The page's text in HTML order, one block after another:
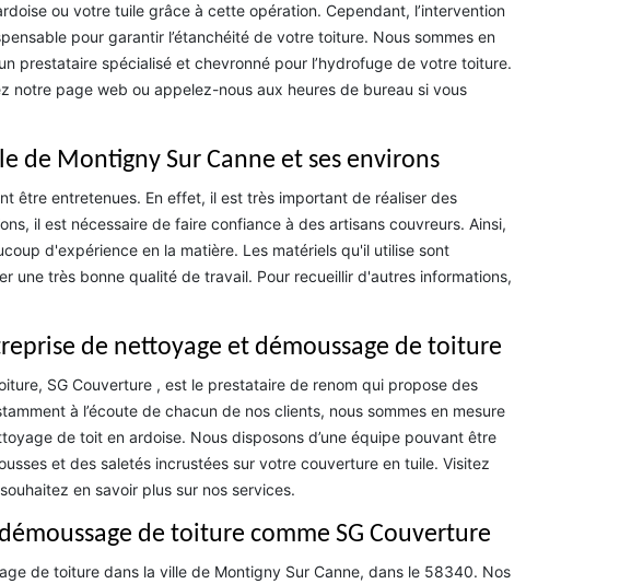
ou votre tuile grâce à cette opération. Cependant, l’intervention
pour garantir l’étanchéité de votre toiture. Nous sommes en
prestataire spécialisé et chevronné pour l’hydrofuge de votre toiture.
notre page web ou appelez-nous aux heures de bureau si vous
de Montigny Sur Canne et ses environs
être entretenues. En effet, il est très important de réaliser des
il est nécessaire de faire confiance à des artisans couvreurs. Ainsi,
d'expérience en la matière. Les matériels qu'il utilise sont
une très bonne qualité de travail. Pour recueillir d'autres informations,
de nettoyage et démoussage de toiture
SG Couverture , est le prestataire de renom qui propose des
à l’écoute de chacun de nos clients, nous sommes en mesure
de toit en ardoise. Nous disposons d’une équipe pouvant être
et des saletés incrustées sur votre couverture en tuile. Visitez
en savoir plus sur nos services.
de toiture comme SG Couverture
de toiture dans la ville de Montigny Sur Canne, dans le 58340. Nos